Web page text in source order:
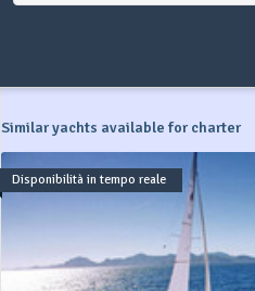
Similar yachts available for charter
Disponibilità in tempo reale